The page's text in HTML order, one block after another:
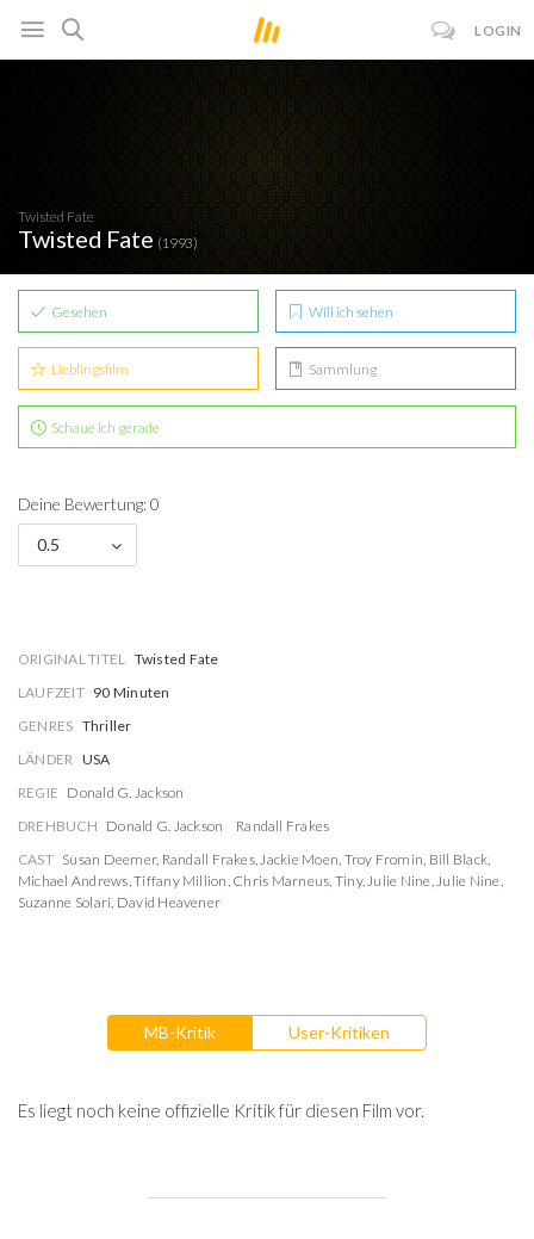
LOGIN
Twisted Fate
Twisted Fate (1993)
Gesehen Will ich sehen
Lieblingsfilm Sammlung
Schaue ich gerade
Deine Bewertung: 0
0.5
ORIGINAL TITEL Twisted Fate
LAUFZEIT 90 Minuten
GENRES Thriller
LÄNDER USA
REGIE Donald G. Jackson
DREHBUCH Donald G. Jackson
Randall Frakes
CAST Susan Deemer, Randall Frakes,Jackie Moen, Troy Fromin, Bill Black,
Michael Andrews,Tiffany Million, Chris Marneus, Tiny,Julie Nine,Julie Nine,
Suzanne Solari, David Heavener
MB-Kritik User-Kritiken
Es liegt noch keine offizielle Kritik für diesen Film vor.